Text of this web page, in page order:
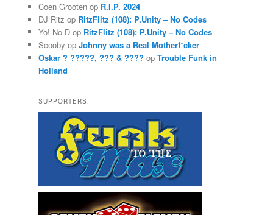
n
Coen Grootenop R.I.P. 2024
DJ Ritz op RitzFlitz (108): P.Unity – No Codes
Yo! No-Dop RitzFlitz (108): P.Unity – No Codes
Scooby op Johnny was a Real Motherf*cker
Oskar ? ?????, ??? & ???? op Trouble Funk in
Holland
SUPPORTERS: